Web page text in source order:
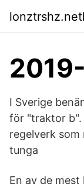
I Sverige
för "traktor b".
regelverk som
tunga
En av de